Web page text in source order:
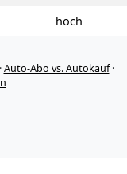
hoch
·Auto-Abo vs. Autokauf·